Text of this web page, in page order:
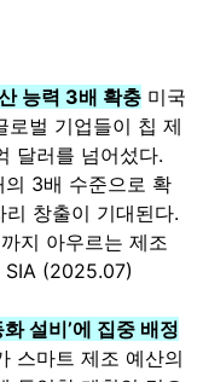
능력 3배 확충 미국
로벌 기업들이 칩 제
달러를 넘어섰다.
3배 수준으로 확
창출이 기대된다.
지 아우르는 제조
SIA (2025.07)
설비’에 집중 배정
스마트 제조 예산의